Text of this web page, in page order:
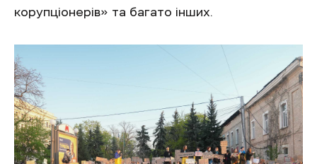
корупціонерів» та багато інших.